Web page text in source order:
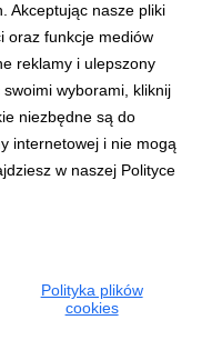
Akceptując nasze pliki
oraz funkcje mediów
reklamy i ulepszony
wyborami, kliknij
niezbędne są do
internetowej i nie mogą
w naszej Polityce
Polityka plików
cookies